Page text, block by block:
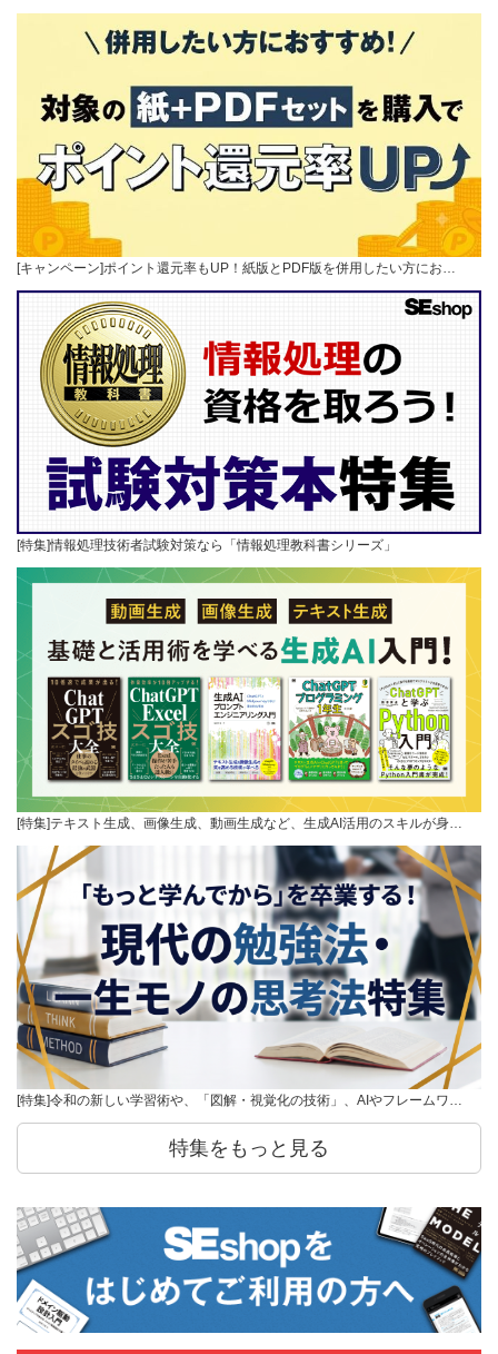
[キャンペーン]ポイント還元率もUP！紙版とPDF版を併用したい方にお…
[特集]情報処理技術者試験対策なら「情報処理教科書シリーズ」
[特集]テキスト生成、画像生成、動画生成など、生成AI活用のスキルが身…
[特集]令和の新しい学習術や、「図解・視覚化の技術」、AIやフレームワ…
特集をもっと見る